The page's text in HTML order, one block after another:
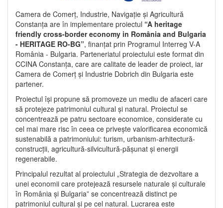
Camera de Comerț, Industrie, Navigație și Agricultură
Constanța are în implementare proiectul “A heritage
friendly cross-border economy in România and Bulgaria
- HERITAGE RO-BG”, finanțat prin Programul Interreg V-A
România - Bulgaria. Parteneriatul proiectului este format din
CCINA Constanța, care are calitate de leader de proiect, iar
Camera de Comerț și Industrie Dobrich din Bulgaria este
partener.
Proiectul își propune să promoveze un mediu de afaceri care
să protejeze patrimoniul cultural și natural. Proiectul se
concentrează pe patru sectoare economice, considerate cu
cel mai mare risc în ceea ce privește valorificarea economică
sustenabilă a patrimoniului: turism, urbanism-arhitectură-
construcții, agricultură-silvicultură-pășunat și energii
regenerabile.
Principalul rezultat al proiectului „Strategia de dezvoltare a
unei economii care protejează resursele naturale și culturale
în România și Bulgaria” se concentrează distinct pe
patrimoniul cultural și pe cel natural. Lucrarea este